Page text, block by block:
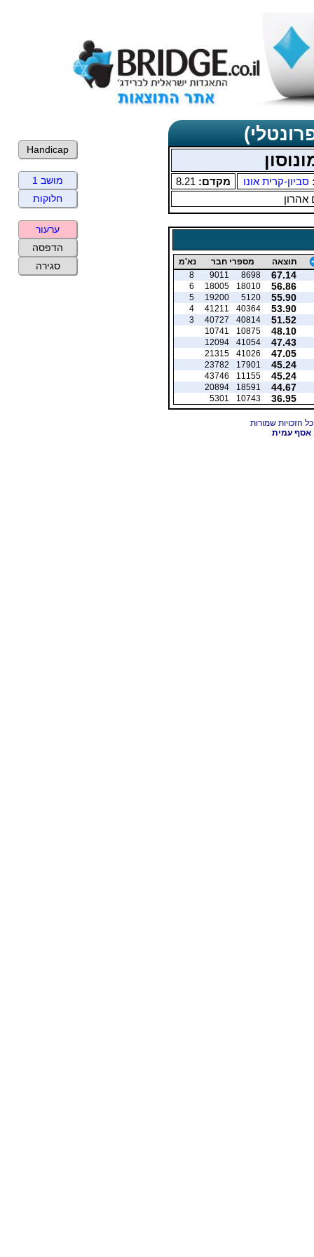
סביון-קרית אונו מקדם: 8.21
אהרון
תוצאה מספרי חבר נא'מ
67.14
8698
9011
8
56.86
18010
18005
6
55.90
5120
19200
5
53.90
40364
41211
4
51.52
40814
40727
3
48.10
10875
10741
47.43
41054
12094
47.05
41026
21315
45.24
17901
23782
45.24
11155
43746
44.67
18591
20894
36.95
10743
5301
אסף עמית
Handicap
מושב 1
חלוקות
ערעור
הדפסה
סגירה